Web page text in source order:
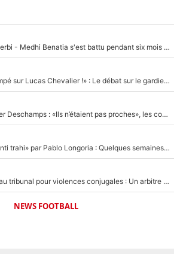
Départ de Roberto De Zerbi - Medhi Benatia s'est battu pendant six mois pour le retenir à l'OM, le PSG a été le naufrage de trop : «Je pars avec toi»
«Admets que tu t'es trompé sur Lucas Chevalier !» : Le débat sur le gardien du PSG vire au clash à l'After Foot
Zinédine Zidane et Didier Deschamps : «Ils n’étaient pas proches», les confidences d’un membre de l’équipe de France 1998 sur leur relation spéciale
Medhi Benatia s'est «senti trahi» par Pablo Longoria : Quelques semaines après son départ, l'ancien directeur de football de l'OM règle ses comptes
Des terrains de Ligue 1 au tribunal pour violences conjugales : Un arbitre français encourt une peine de 18 mois de prison !
NEWS FOOTBALL